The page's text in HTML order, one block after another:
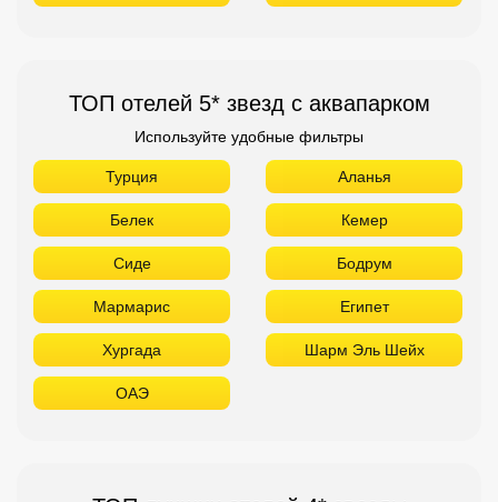
ТОП отелей 5* звезд с аквапарком
Используйте удобные фильтры
Турция Аланья
Белек Кемер
Сиде Бодрум
Мармарис Египет
Хургада Шарм Эль Шейх
ОАЭ